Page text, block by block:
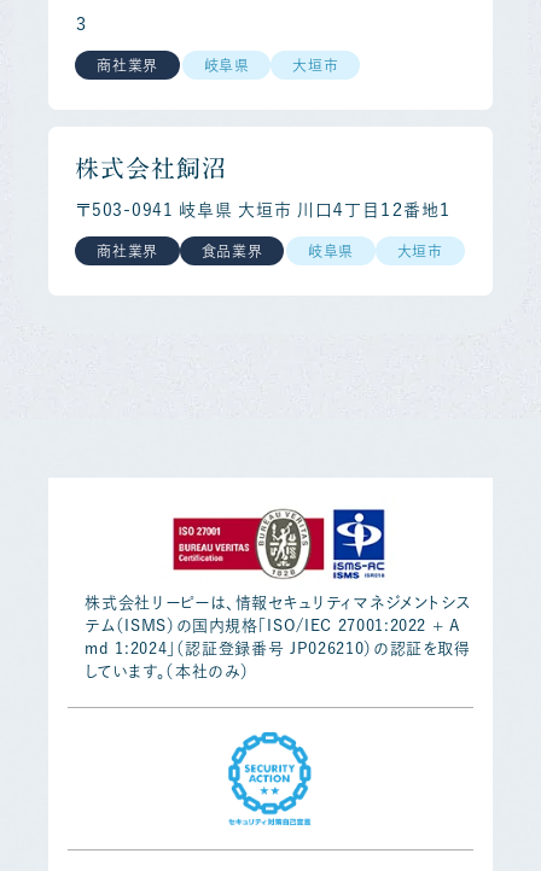
３
商社業界 岐阜県 大垣市
株式会社飼沼
〒503-0941 岐阜県 大垣市 川口４丁目１２番地１
商社業界 食品業界 岐阜県 大垣市
株式会社リーピーは、情報セキュリティマネジメントシス
テム（ISMS）の国内規格「ISO/IEC 27001:2022 + A
md 1:2024」（認証登録番号 JP026210）の認証を取得
しています。（本社のみ）